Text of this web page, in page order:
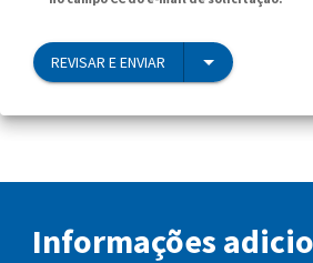
REVISAR E ENVIAR
Informações